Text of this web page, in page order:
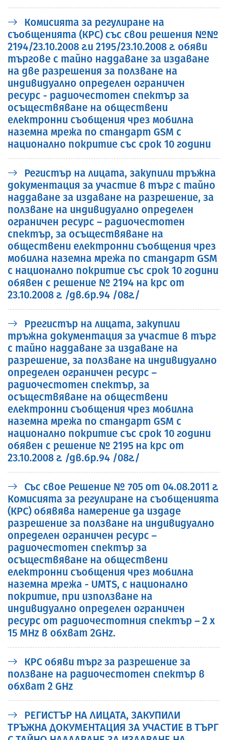
Комисията за регулиране на
съобщенията (КРС) със свои решения №№
2194/23.10.2008 г.и 2195/23.10.2008 г. обяви
търгове с тайно наддаване за издаване
на две разрешения за ползване на
индивидуално определен ограничен
ресурс - радиочестотен спектър за
осъществяване на обществени
електронни съобщения чрез мобилна
наземна мрежа по стандарт GSM с
национално покритие със срок 10 години
Регистър на лицата, зaкупили тръжна
документация за участие в търг с тайно
наддаване за издаване на разрешение, за
ползване на индивидуално определен
ограничен ресурс – радиочестотен
спектър, за осъществяване на
обществени електронни съобщения чрез
мобилна наземна мрежа по стандарт GSM
с национално покритие със срок 10 години
обявен с решение № 2194 на крс от
23.10.2008 г. /дв.бр.94 /08г./
Ррегистър на лицата, зaкупили
тръжна документация за участие в търг
с тайно наддаване за издаване на
разрешение, за ползване на индивидуално
определен ограничен ресурс –
радиочестотен спектър, за
осъществяване на обществени
електронни съобщения чрез мобилна
наземна мрежа по стандарт GSM с
национално покритие със срок 10 години
обявен с решение № 2195 на крс от
23.10.2008 г. /дв.бр.94 /08г./
Със свое Решение № 705 от 04.08.2011 г.
Комисията за регулиране на съобщенията
(КРС) обявява намерение да издаде
разрешение за ползване на индивидуално
определен ограничен ресурс –
радиочестотен спектър за
осъществяване на обществени
електронни съобщения чрез мобилна
наземна мрежа - UMTS, с национално
покритие, при използване на
индивидуално определен ограничен
ресурс от радиочестотния спектър – 2 х
15 MHz в обхват 2GHz.
КРС обяви търг за разрешение за
ползване на радиочестотен спектър в
обхват 2 GHz
РЕГИСТЪР НА ЛИЦАТА, ЗAКУПИЛИ
ТРЪЖНА ДОКУМЕНТАЦИЯ ЗА УЧАСТИЕ В ТЪРГ